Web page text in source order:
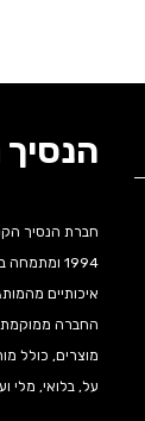
חברת הנסיך
1994
איכותיים
החברה ממוקמת
מוצרים, כולל
על, בלואי, מלי